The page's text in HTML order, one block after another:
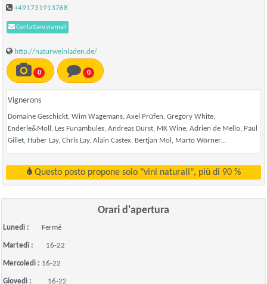
+491731913768
Contattare via mail
http://naturweinladen.de/
0 0
Vignerons
Domaine Geschickt, Wim Wagemans, Axel Prüfen, Gregory White,
Enderle&Moll, Les Funambules, Andreas Durst, MK Wine, Adrien de Mello, Paul
Gillet, Huber Lay, Chris Lay, Alain Castex, Bertjan Mol, Marto Wörner...
Questo posto propone solo "vini naturali", più di 90 %
Orari d'apertura
Lunedì : Fermé
Martedì : 16-22
Mercoledì : 16-22
Giovedì : 16-22